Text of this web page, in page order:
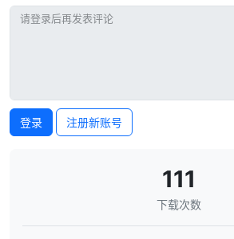
登录 注册新账号
111
下载次数